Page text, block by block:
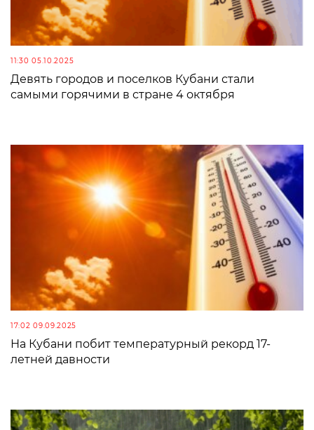
11:30 05.10.2025
Девять городов и поселков Кубани стали
самыми горячими в стране 4 октября
17:02 09.09.2025
На Кубани побит температурный рекорд 17-
летней давности